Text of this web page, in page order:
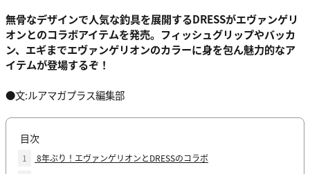
無骨なデザインで人気な釣具を展開するDRESSがエヴァンゲリ
オンとのコラボアイテムを発売。フィッシュグリップやバッカ
ン、エギまでエヴァンゲリオンのカラーに身を包ん魅力的なア
イテムが登場するぞ！
●文:ルアマガプラス編集部
目次
1
8年ぶり！エヴァンゲリオンとDRESSのコラボ